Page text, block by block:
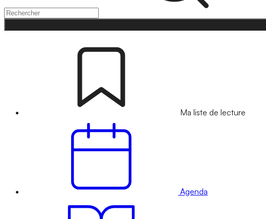
Ma liste de lecture
Agenda